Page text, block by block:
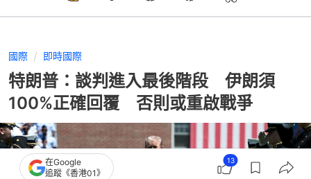
國際 即時國際
特朗普：談判進入最後階段 伊朗須
100%正確回覆 否則或重啟戰爭
在Google
追蹤《香港01》
13